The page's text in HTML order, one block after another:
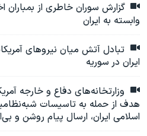
گزارش سوران خاطری از بمباران
وابسته به ایران
تبادل آتش میان نیروهای
ایران در سوریه
وزارتخانه‌های دفاع و خارجه
هدف از حمله به تاسیسات
اسلامی ایران، ارسال پیام روشن و